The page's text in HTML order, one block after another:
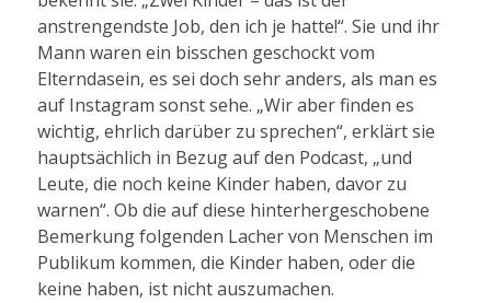
anstrengendste Job, den ich je hatte!“. Sie und ihr
Mann waren ein bisschen geschockt vom
Elterndasein, es sei doch sehr anders, als man es
auf Instagram sonst sehe. „Wir aber finden es
wichtig, ehrlich darüber zu sprechen“, erklärt sie
hauptsächlich in Bezug auf den Podcast, „und
Leute, die noch keine Kinder haben, davor zu
warnen“. Ob die auf diese hinterhergeschobene
Bemerkung folgenden Lacher von Menschen im
Publikum kommen, die Kinder haben, oder die
keine haben, ist nicht auszumachen.